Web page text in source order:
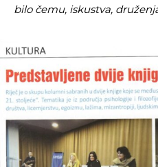
bilo čemu, iskustva,